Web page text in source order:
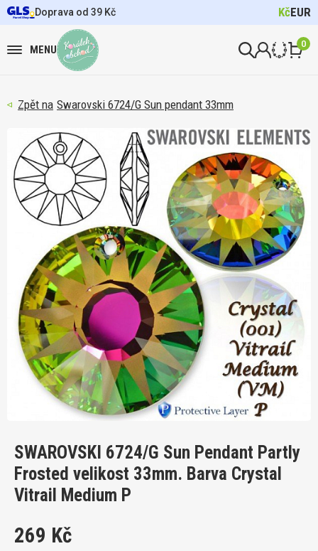
Doprava od 39 Kč KčEUR
MENU 0
Swarovski 6724/G Sun pendant 33mm
SWAROVSKI 6724/G Sun Pendant Partly
Frosted velikost 33mm. Barva Crystal
Vitrail Medium P
269 Kč